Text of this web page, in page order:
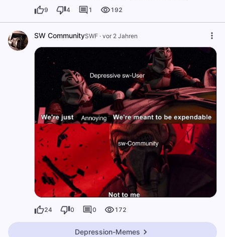
9 4 1 192
SW CommunitySWF · vor 2 Jahren
24 0 0 172
Depression-Memes